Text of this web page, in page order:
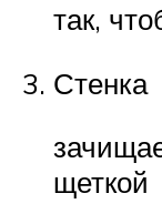
так,
Стенка
щеткой